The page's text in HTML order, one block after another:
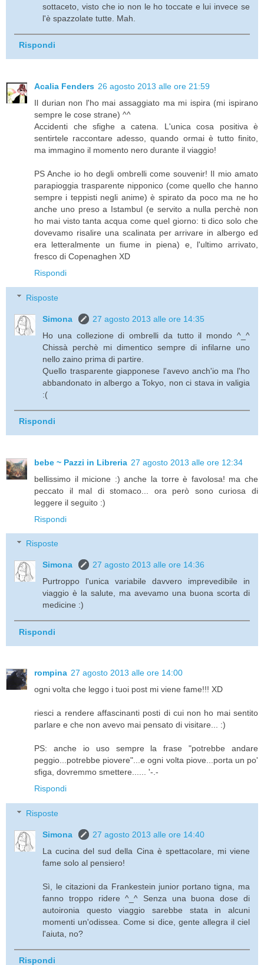
sottaceto, visto che io non le ho toccate e lui invece se
l'è spazzolate tutte. Mah.
Rispondi
Acalia Fenders 26 agosto 2013 alle ore 21:59
Il durian non l'ho mai assaggiato ma mi ispira (mi ispirano
sempre le cose strane) ^^
Accidenti che sfighe a catena. L'unica cosa positiva è
sentirtele raccontare adesso, quando ormai è tutto finito,
ma immagino il momento nero durante il viaggio!
PS Anche io ho degli ombrelli come souvenir! Il mio amato
parapioggia trasparente nipponico (come quello che hanno
sempre i teppisti negli anime) è spirato da poco ma ne ho
anche uno preso a Istambul (e servito a nulla perchè non
ho mai visto tanta acqua come quel giorno: ti dico solo che
dovevamo risalire una scalinata per arrivare in albergo ed
era letteralmente un fiume in piena) e, l'ultimo arrivato,
fresco di Copenaghen XD
Rispondi
Risposte
Simona
27 agosto 2013 alle ore 14:35
Ho una collezione di ombrelli da tutto il mondo ^_^
Chissà perchè mi dimentico sempre di infilarne uno
nello zaino prima di partire.
Quello trasparente giapponese l'avevo anch'io ma l'ho
abbandonato in albergo a Tokyo, non ci stava in valigia
:(
Rispondi
bebe ~ Pazzi in Libreria 27 agosto 2013 alle ore 12:34
bellissimo il micione :) anche la torre è favolosa! ma che
peccato il mal di stomaco... ora però sono curiosa di
leggere il seguito :)
Rispondi
Risposte
Simona
27 agosto 2013 alle ore 14:36
Purtroppo l'unica variabile davvero imprevedibile in
viaggio è la salute, ma avevamo una buona scorta di
medicine :)
Rispondi
rompina 27 agosto 2013 alle ore 14:00
ogni volta che leggo i tuoi post mi viene fame!!! XD
riesci a rendere affascinanti posti di cui non ho mai sentito
parlare e che non avevo mai pensato di visitare... :)
PS: anche io uso sempre la frase "potrebbe andare
peggio...potrebbe piovere"...e ogni volta piove...porta un po'
sfiga, dovremmo smettere...... '-.-
Rispondi
Risposte
Simona
27 agosto 2013 alle ore 14:40
La cucina del sud della Cina è spettacolare, mi viene
fame solo al pensiero!
Sì, le citazioni da Frankestein junior portano tigna, ma
fanno troppo ridere ^_^ Senza una buona dose di
autoironia questo viaggio sarebbe stata in alcuni
momenti un'odissea. Come si dice, gente allegra il ciel
l'aiuta, no?
Rispondi